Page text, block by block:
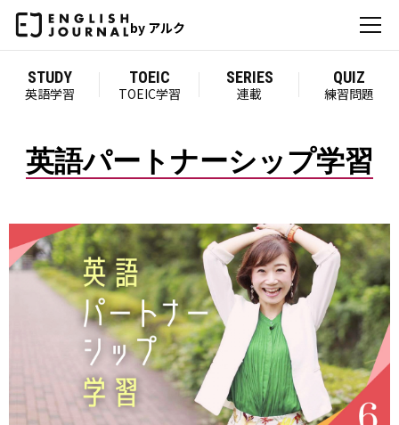
by アルク
STUDY
英語学習
TOEIC
TOEIC学習
SERIES
連載
QUIZ
練習問題
英語パートナーシップ学習